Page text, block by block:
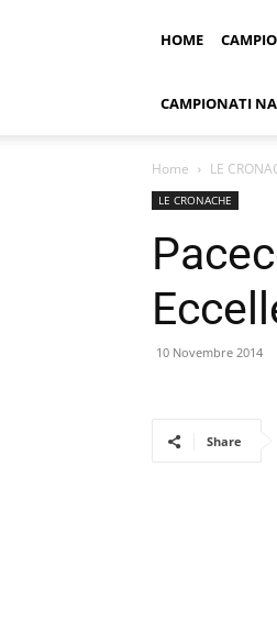
HOME
CAMPIONATI
Home LE
LE CRONACHE
10 Novembre 2014
Share